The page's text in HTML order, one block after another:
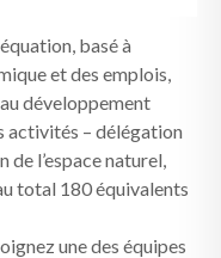
basé à
et des emplois,
développement
activités – délégation
l’espace naturel,
total 180 équivalents
une des équipes